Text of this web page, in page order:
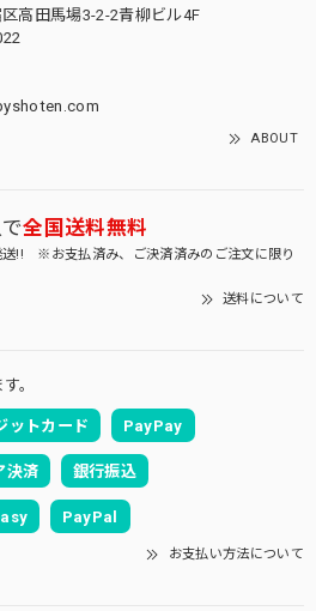
高田馬場3-2-2青柳ビル4F
ABOUT
全国送料無料
送!! ※お支払済み、ご決済済みのご注文に限り
送料について
。
ットカード PayPay
決済 銀行振込
PayPal
お支払い方法について